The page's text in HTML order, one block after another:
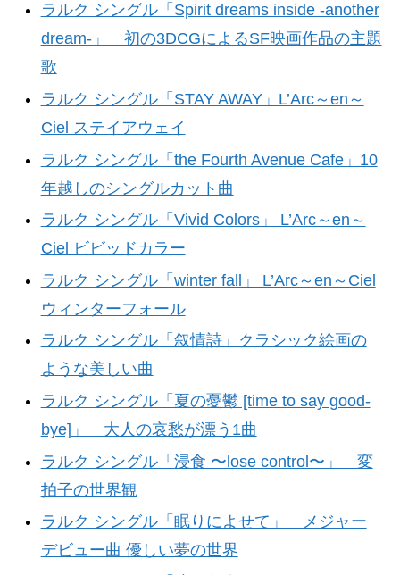
ラルク シングル「Spirit dreams inside -another
dream-」 初の3DCGによるSF映画作品の主題
歌
ラルク シングル「STAY AWAY」L’Arc～en～
Ciel ステイアウェイ
ラルク シングル「the Fourth Avenue Cafe」10
年越しのシングルカット曲
ラルク シングル「Vivid Colors」 L’Arc～en～
Ciel ビビッドカラー
ラルク シングル「winter fall」 L’Arc～en～Ciel
ウィンターフォール
ラルク シングル「叙情詩」クラシック絵画の
ような美しい曲
ラルク シングル「夏の憂鬱 [time to say good-
bye]」 大人の哀愁が漂う1曲
ラルク シングル「浸食 〜lose control〜」 変
拍子の世界観
ラルク シングル「眠りによせて」 メジャー
デビュー曲 優しい夢の世界